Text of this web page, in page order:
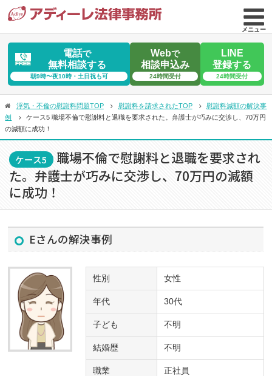
メニュー
電話で
無料相談する
朝9時〜夜10時・土日祝も可
Webで
相談申込み
24時間受付
LINE
登録する
24時間受付
浮気・不倫の慰謝料問題TOP 慰謝料を請求されたTOP
慰謝料減額の解決事
例
ケース5 職場不倫で慰謝料と退職を要求された。弁護士が巧みに交渉し、70万円
の減額に成功！
ケース5 職場不倫で慰謝料と退職を要求され
た。弁護士が巧みに交渉し、70万円の減額
に成功！
Eさんの解決事例
性別 女性
年代 30代
子ども 不明
結婚歴 不明
職業 正社員